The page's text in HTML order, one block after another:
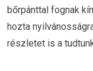
bőrpánttal fognak
hozta
részletet is a